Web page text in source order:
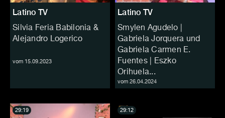
Latino TV
Silvia Feria Babilonia &
Alejandro Logerico
vom 15.09.2023
Latino TV
Smylen Agudelo |
Gabriela Jorquera und
Gabriela Carmen E.
Fuentes | Eszko
Orihuela...
vom 26.04.2024
29:19 29:12